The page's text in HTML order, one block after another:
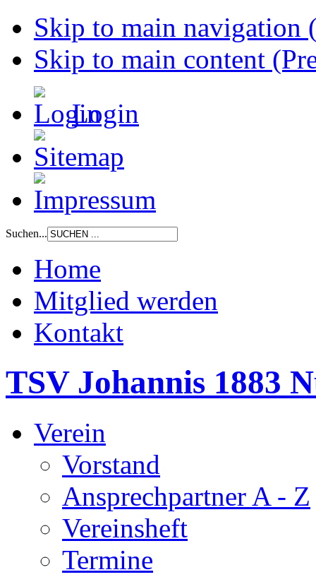
Skip to main navigation
Skip to main content
Login
Suchen...
Home
Mitglied werden
Kontakt
TSV Johannis 1883
Verein
Vorstand
Ansprechpartner A - Z
Vereinsheft
Termine